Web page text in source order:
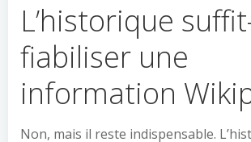
L’historique
fiabiliser une
information
Non, mais il reste indispensable.